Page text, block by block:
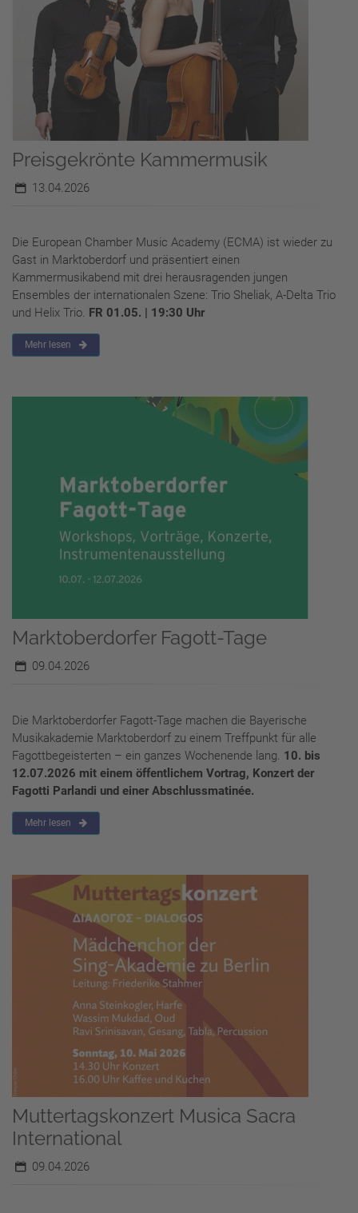
Preisgekrönte Kammermusik
13.04.2026
Die European Chamber Music Academy (ECMA) ist wieder zu
Gast in Marktoberdorf und präsentiert einen
Kammermusikabend mit drei herausragenden jungen
Ensembles der internationalen Szene: Trio Sheliak, A-Delta Trio
und Helix Trio. FR 01.05. | 19:30 Uhr
Mehr lesen
Marktoberdorfer Fagott-Tage
09.04.2026
Die Marktoberdorfer Fagott-Tage machen die Bayerische
Musikakademie Marktoberdorf zu einem Treffpunkt für alle
Fagottbegeisterten – ein ganzes Wochenende lang. 10. bis
12.07.2026 mit einem öffentlichem Vortrag, Konzert der
Fagotti Parlandi und einer Abschlussmatinée.
Mehr lesen
Muttertagskonzert Musica Sacra
International
09.04.2026